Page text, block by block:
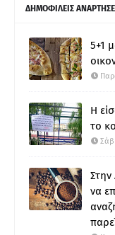
ΔΗΜΟΦΙΛΕΙΣ
5+1
Η
το
να